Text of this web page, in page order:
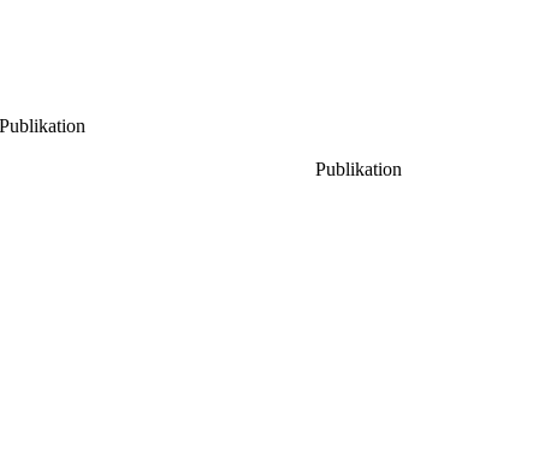
Publikation
Publikation